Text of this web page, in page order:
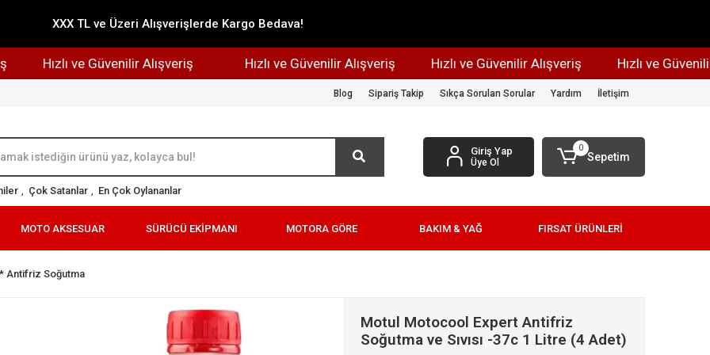
XXX TL ve Üzeri Alışverişlerde Kargo Bedava!
Hızlı ve Güvenilir Alışveriş Hızlı ve Güvenilir Alışveriş Hızlı ve Güvenilir Alışveriş Hızlı ve Güvenilir
Blog Sipariş Takip Sıkça Sorulan Sorular Yardım İletişim
, Çok Satanlar , En Çok Oylananlar
Giriş Yap
Üye Ol
0
Sepetim
MOTO AKSESUAR SÜRÜCÜ EKİPMANI MOTORA GÖRE BAKIM & YAĞ FIRSAT ÜRÜNLERİ
* Antifriz Soğutma
Motul Motocool Expert Antifriz
Soğutma ve Sıvısı -37c 1 Litre (4 Adet)